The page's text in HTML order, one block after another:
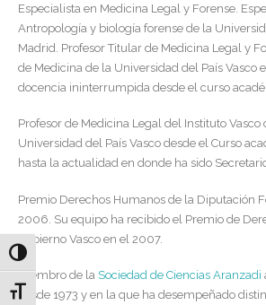
Alternar alto contraste
Alternar tamaño de letra
Especialista en Medicina Legal y Forense.
Antropología y biología forense de la
Madrid. Profesor Titular de Medicina Legal y
de Medicina de la Universidad del País Vasco
docencia ininterrumpida desde el curso
Profesor de Medicina Legal del Instituto
Universidad del País Vasco desde el Curso
hasta la actualidad en donde ha sido
Premio Derechos Humanos de la Diputación
2006. Su equipo ha recibido el Premio de
Gobierno Vasco en el 2007.
Miembro de la Sociedad de Ciencias Aranzadi
desde 1973 y en la que ha desempeñado